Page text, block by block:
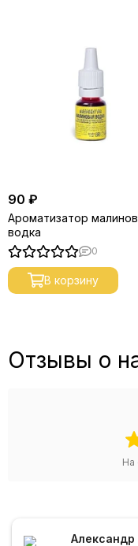
90 ₽
Ароматизатор
водка
0
В корзину
Отзывы о
На
Александр